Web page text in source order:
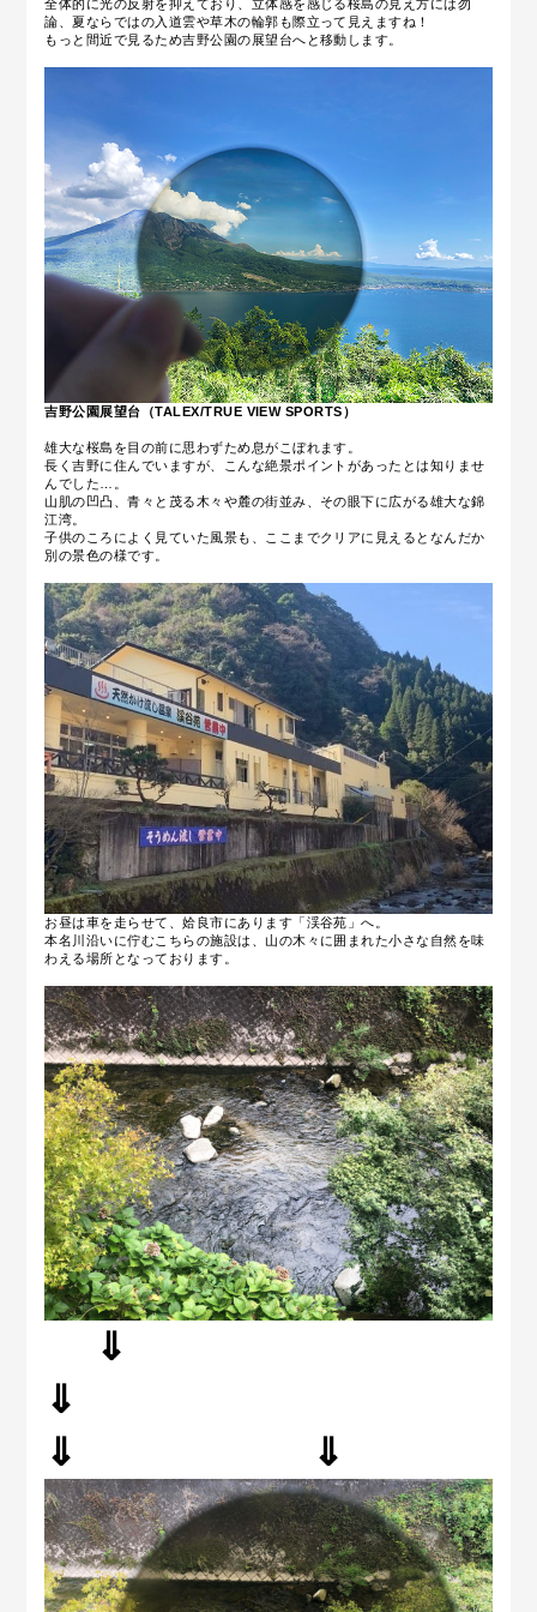
全体的に光の反射を抑えており、立体感を感じる桜島の見え方には勿
論、夏ならではの入道雲や草木の輪郭も際立って見えますね！
もっと間近で見るため吉野公園の展望台へと移動します。
吉野公園展望台（TALEX/TRUE VIEW SPORTS）
雄大な桜島を目の前に思わずため息がこぼれます。
長く吉野に住んでいますが、こんな絶景ポイントがあったとは知りませ
んでした…。
山肌の凹凸、青々と茂る木々や麓の街並み、その眼下に広がる雄大な錦
江湾。
子供のころによく見ていた風景も、ここまでクリアに見えるとなんだか
別の景色の様です。
お昼は車を走らせて、姶良市にあります「渓谷苑」へ。
本名川沿いに佇むこちらの施設は、山の木々に囲まれた小さな自然を味
わえる場所となっております。
⇓
⇓
⇓ ⇓